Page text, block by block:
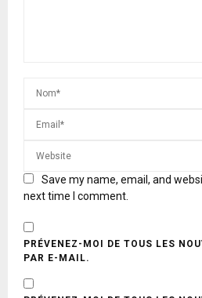
Save my name, email, and
next time I comment.
PRÉVENEZ-MOI DE TOUS LES
PAR E-MAIL.